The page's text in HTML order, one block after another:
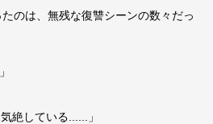
のは、無残な復讐シーンの数々だっ
絶している......」